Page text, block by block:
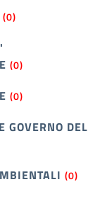
(0)
(0)
(0)
GOVERNO DEL
(0)